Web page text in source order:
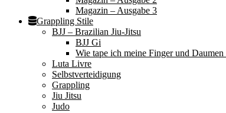
Magazin – Ausgabe 3
Grappling Stile
BJJ – Brazilian Jiu-Jitsu
BJJ Gi
Wie tape ich meine Finger und
Luta Livre
Selbstverteidigung
Grappling
Jiu Jitsu
Judo